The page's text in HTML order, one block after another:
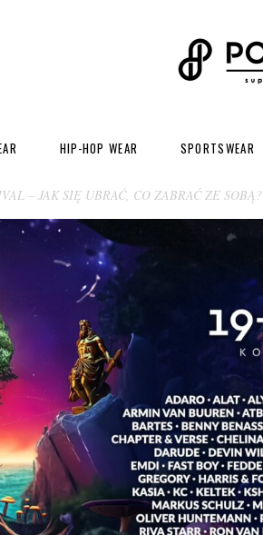
HIP-HOP WEAR SPORTSWEAR
– JAK SIĘ UBRAĆ, CO ZABRAĆ ZE SOBĄ?